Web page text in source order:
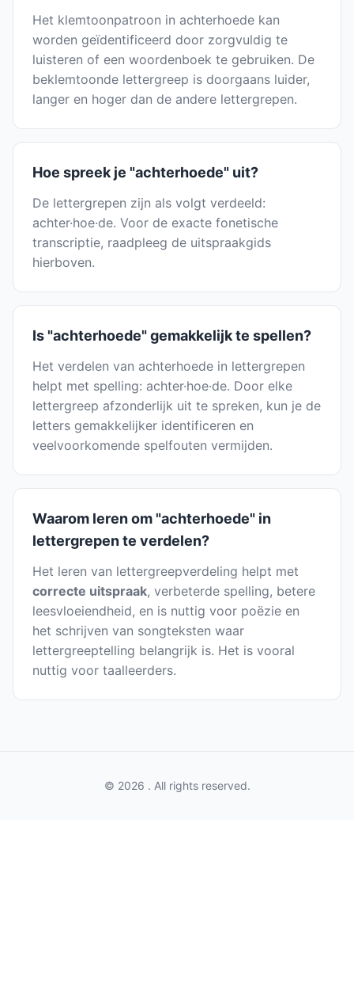
Het klemtoonpatroon in achterhoede kan
worden geïdentificeerd door zorgvuldig te
luisteren of een woordenboek te gebruiken. De
beklemtoonde lettergreep is doorgaans luider,
langer en hoger dan de andere lettergrepen.
Hoe spreek je "achterhoede" uit?
De lettergrepen zijn als volgt verdeeld:
achter·hoe·de. Voor de exacte fonetische
transcriptie, raadpleeg de uitspraakgids
hierboven.
Is "achterhoede" gemakkelijk te spellen?
Het verdelen van achterhoede in lettergrepen
helpt met spelling: achter·hoe·de. Door elke
lettergreep afzonderlijk uit te spreken, kun je de
letters gemakkelijker identificeren en
veelvoorkomende spelfouten vermijden.
Waarom leren om "achterhoede" in
lettergrepen te verdelen?
Het leren van lettergreepverdeling helpt met
correcte uitspraak, verbeterde spelling, betere
leesvloeiendheid, en is nuttig voor poëzie en
het schrijven van songteksten waar
lettergreeptelling belangrijk is. Het is vooral
nuttig voor taalleerders.
© 2026 . All rights reserved.